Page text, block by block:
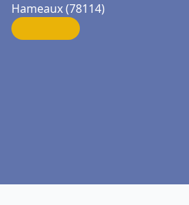
Hameaux (78114)